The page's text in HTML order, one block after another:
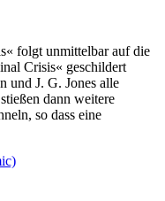
folgt unmittelbar auf die
Crisis« geschildert
und J. G. Jones alle
dann weitere
so dass eine